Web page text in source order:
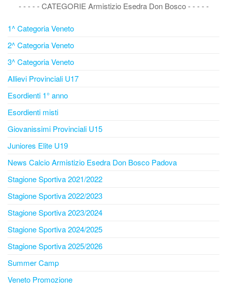
- - - - - CATEGORIE Armistizio Esedra Don Bosco - - - - -
1^ Categoria Veneto
2^ Categoria Veneto
3^ Categoria Veneto
Allievi Provinciali U17
Esordienti 1° anno
Esordienti misti
Giovanissimi Provinciali U15
Juniores Elite U19
News Calcio Armistizio Esedra Don Bosco Padova
Stagione Sportiva 2021/2022
Stagione Sportiva 2022/2023
Stagione Sportiva 2023/2024
Stagione Sportiva 2024/2025
Stagione Sportiva 2025/2026
Summer Camp
Veneto Promozione